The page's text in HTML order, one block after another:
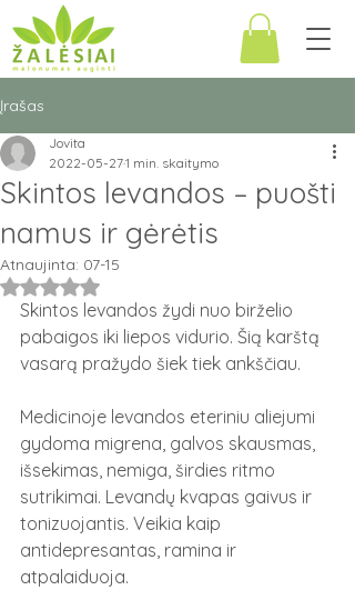
Įrašas
Skintos levandos – puošti
namus ir gėrėtis
Jovita
2022-05-271 min. skaitymo
Atnaujinta: 07-15
Įvertinta NaN iš 5 žvaigždučių.
Skintos levandos žydi nuo birželio
pabaigos iki liepos vidurio. Šią karštą
vasarą pražydo šiek tiek ankščiau.
Medicinoje levandos eteriniu aliejumi
gydoma migrena, galvos skausmas,
išsekimas, nemiga, širdies ritmo
sutrikimai. Levandų kvapas gaivus ir
tonizuojantis. Veikia kaip
antidepresantas, ramina ir
atpalaiduoja.